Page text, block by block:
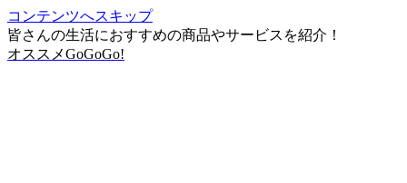
コンテンツへスキップ
皆さんの生活におすすめの商品やサービスを紹介！
オススメGoGoGo!